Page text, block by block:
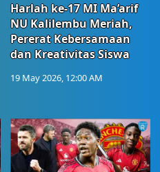
Harlah ke-17 MI Ma’arif
NU Kalilembu Meriah,
Pererat Kebersamaan
dan Kreativitas Siswa
19 May 2026, 12:00 AM